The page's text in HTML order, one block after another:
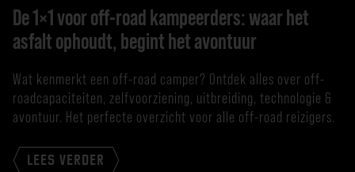
De 1×1 voor off-road kampeerders: waar het
asfalt ophoudt, begint het avontuur
Wat kenmerkt een off-road camper? Ontdek alles over off-
roadcapaciteiten, zelfvoorziening, uitbreiding, technologie &
avontuur. Het perfecte overzicht voor alle off-road reizigers.
LEES VERDER